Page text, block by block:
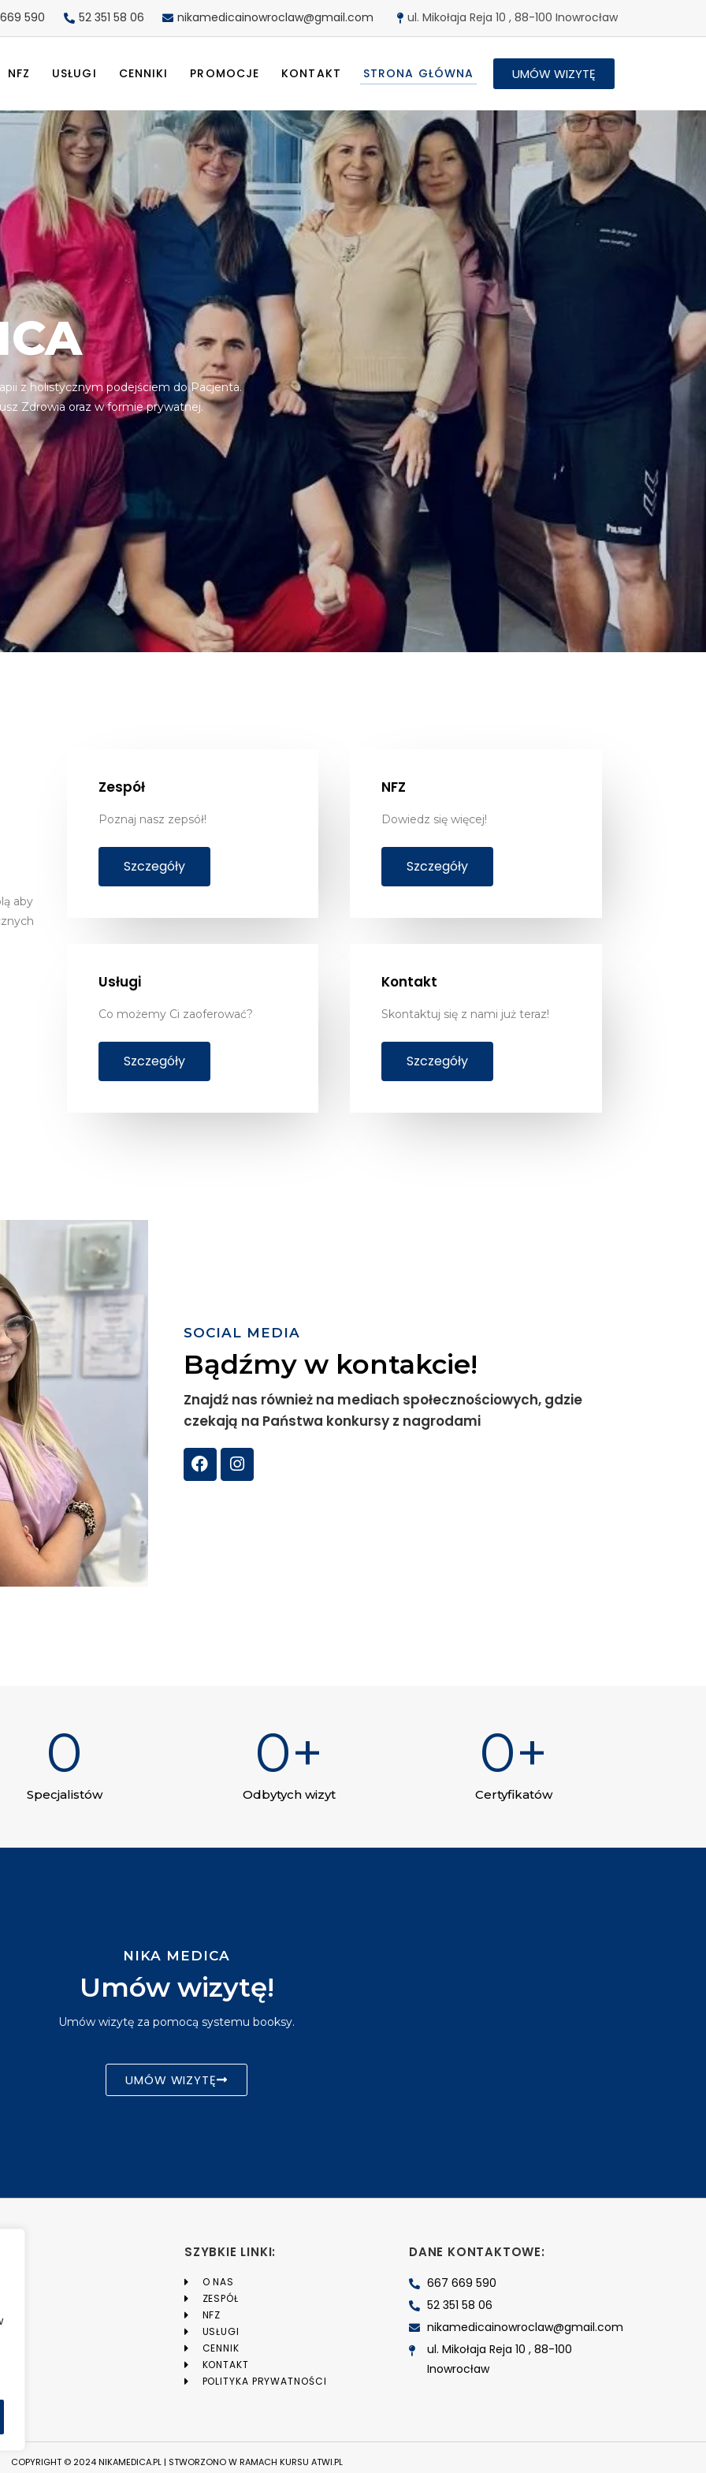
590 52 351 58 06 nikamedicainowroclaw@gmail.com ul. Mikołaja Reja 10 , 88-100 Inowrocław
NFZ USŁUGI CENNIKI PROMOCJE KONTAKT STRONA GŁÓWNA UMÓW WIZYTĘ
z holistycznym podejściem do Pacjenta.
Zdrowia oraz w formie prywatnej.
aby
Zespół
Poznaj nasz zepsół!
Szczegóły
NFZ
Dowiedz się więcej!
Szczegóły
Usługi
Co możemy Ci zaoferować?
Szczegóły
Kontakt
Skontaktuj się z nami już teraz!
Szczegóły
SOCIAL MEDIA
Bądźmy w kontakcie!
Znajdź nas również na mediach społecznościowych, gdzie
czekają na Państwa konkursy z nagrodami
Specjalistów
0
Odbytych wizyt
0+
Certyfikatów
0+
NIKA MEDICA
Umów wizytę!
Umów wizytę za pomocą systemu booksy.
UMÓW WIZYTĘ
SZYBKIE LINKI:
O NAS
ZESPÓŁ
NFZ
USŁUGI
CENNIK
KONTAKT
POLITYKA PRYWATNOŚCI
DANE KONTAKTOWE:
667 669 590
52 351 58 06
nikamedicainowroclaw@gmail.com
ul. Mikołaja Reja 10 , 88-100
Inowrocław
COPYRIGHT © 2024 NIKAMEDICA.PL | STWORZONO W RAMACH KURSU ATWI.PL